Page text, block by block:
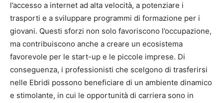
l’accesso a internet ad alta velocità, a potenziare i
trasporti e a sviluppare programmi di formazione per i
giovani. Questi sforzi non solo favoriscono l’occupazione,
ma contribuiscono anche a creare un ecosistema
favorevole per le start-up e le piccole imprese. Di
conseguenza, i professionisti che scelgono di trasferirsi
nelle Ebridi possono beneficiare di un ambiente dinamico
e stimolante, in cui le opportunità di carriera sono in